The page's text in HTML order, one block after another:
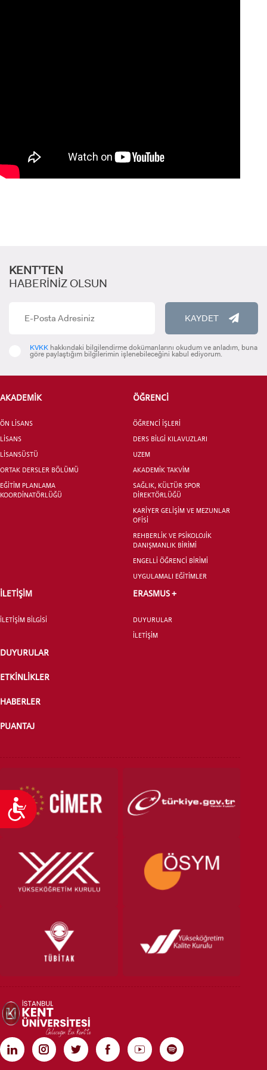
Ulaşılabilirlik
ÖNLİSANS ve
KENT’TEN
HABERİNİZ OLSUN
KAYDET
KVKK hakkındaki bilgilendirme dokümanlarını okudum ve anladım, buna
göre paylaştığım bilgilerimin işlenebileceğini kabul ediyorum.
AKADEMİK
ÖN LİSANS
LİSANS
LİSANSÜSTÜ
ORTAK DERSLER BÖLÜMÜ
EĞİTİM PLANLAMA
KOORDİNATÖRLÜĞÜ
ÖĞRENCİ
ÖĞRENCİ İŞLERİ
DERS BİLGİ KILAVUZLARI
UZEM
AKADEMİK TAKVİM
SAĞLIK, KÜLTÜR SPOR
DİREKTÖRLÜĞÜ
KARİYER GELİŞİM VE MEZUNLAR
OFİSİ
REHBERLİK VE PSİKOLOJİK
DANIŞMANLIK BİRİMİ
ENGELLİ ÖĞRENCİ BİRİMİ
UYGULAMALI EĞİTİMLER
İLETİŞİM
İLETİŞİM BİLGİSİ
ERASMUS +
DUYURULAR
İLETİŞİM
DUYURULAR
ETKİNLİKLER
HABERLER
PUANTAJ